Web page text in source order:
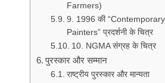
Farmers)
9. 1996 की
Painters” प्रदर्शनी के चित्र
10. NGMA संग्रह के चित्र
पुरस्कार और सम्मान
राष्ट्रीय पुरस्कार और मान्यता